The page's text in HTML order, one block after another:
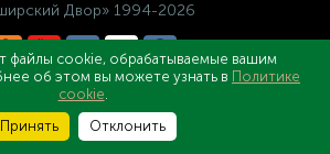
Двор» 1994-2026
Правовые документы
файлы cookie, обрабатываемые вашим
об этом вы можете узнать в Политике
cookie.
Принять
Отклонить